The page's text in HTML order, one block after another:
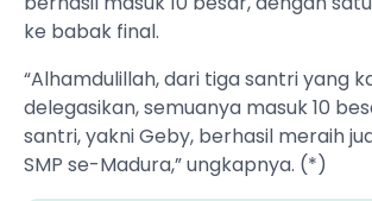
ke babak final.
“Alhamdulillah, dari tiga santri yang
delegasikan, semuanya masuk 10
santri, yakni Geby, berhasil meraih
SMP se-Madura,” ungkapnya. (*)